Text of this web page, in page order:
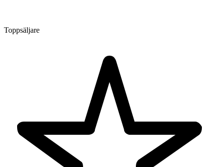
Toppsäljare